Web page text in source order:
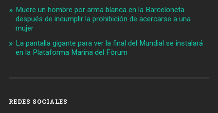
Muere un hombre por arma blanca en la Barceloneta
después de incumplir la prohibición de acercarse a una
mujer
La pantalla gigante para ver la final del Mundial se instalará
en la Plataforma Marina del Fòrum
REDES SOCIALES